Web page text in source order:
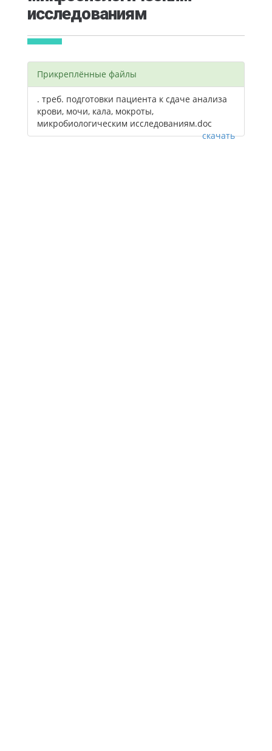
исследованиям
Прикреплённые файлы
. треб. подготовки пациента к сдаче анализа
крови, мочи, кала, мокроты,
микробиологическим исследованиям.doc
скачать